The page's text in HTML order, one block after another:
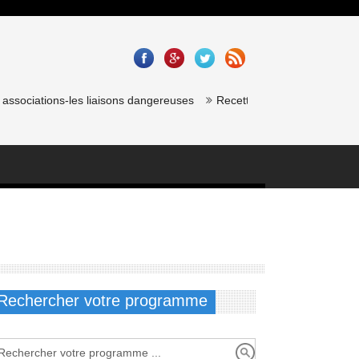
les liaisons dangereuses Recette saumon gravlax de
votre programme